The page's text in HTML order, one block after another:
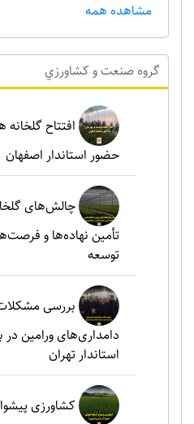
مشاهده همه
گروه صنعت و کشاورزي
افتتاح گلخانه
حضور استاندار اصفهان
چالش‌های
تأمین نهاده‌ها و
توسعه
بررسی
دامداری‌های ورامین در
استاندار تهران
کشاورزی